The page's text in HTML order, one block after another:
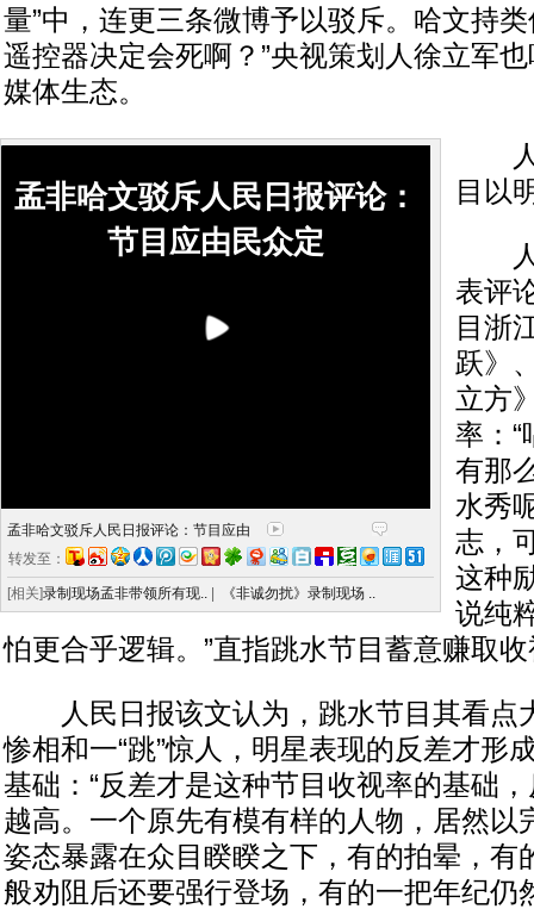
量”中，连更三条微博予以驳斥。哈文持
遥控器决定会死啊？”央视策划人徐立军
媒体生态。
孟非哈文驳斥人民日报评论：
节目应由民众定
孟非哈文驳斥人民日报评论：节目应由
转发至：
[相关]录制现场孟非带领所有现.. 《非诚勿扰》录制现场 ..
人
目以
人
表评
目浙
跃》
立方
率：“
有那
水秀
志，
这种
说纯
怕更合乎逻辑。”直指跳水节目蓄意赚取
人民日报该文认为，跳水节目其看点
惨相和一“跳”惊人，明星表现的反差才形
基础：“反差才是这种节目收视率的基础
越高。一个原先有模有样的人物，居然以
姿态暴露在众目睽睽之下，有的拍晕，有
般劝阻后还要强行登场，有的一把年纪仍